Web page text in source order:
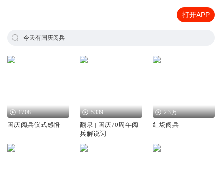
打开APP
今天有国庆阅兵
1708
国庆阅兵仪式感悟
5339
翻录 | 国庆70周年阅
兵解说词
2.3万
红场阅兵